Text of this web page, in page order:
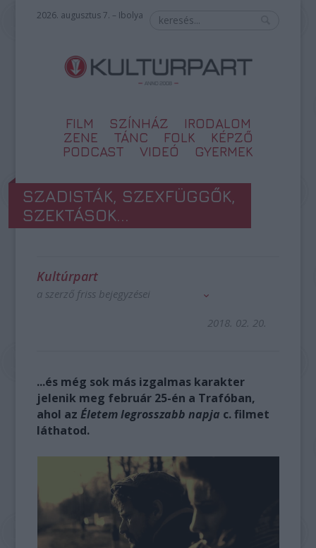
2026. augusztus 7. – Ibolya
FILM SZÍNHÁZ
IRODALOM
ZENE
TÁNC FOLK
KÉPZŐ
PODCAST
VIDEÓ GYERMEK
SZADISTÁK, SZEXFÜGGŐK,
SZEKTÁSOK...
Kultúrpart
a szerző friss bejegyzései
2018. 02. 20.
...és még sok más izgalmas karakter
jelenik meg február 25-én a Trafóban,
ahol azÉletem legrosszabb napja c. filmet
láthatod.